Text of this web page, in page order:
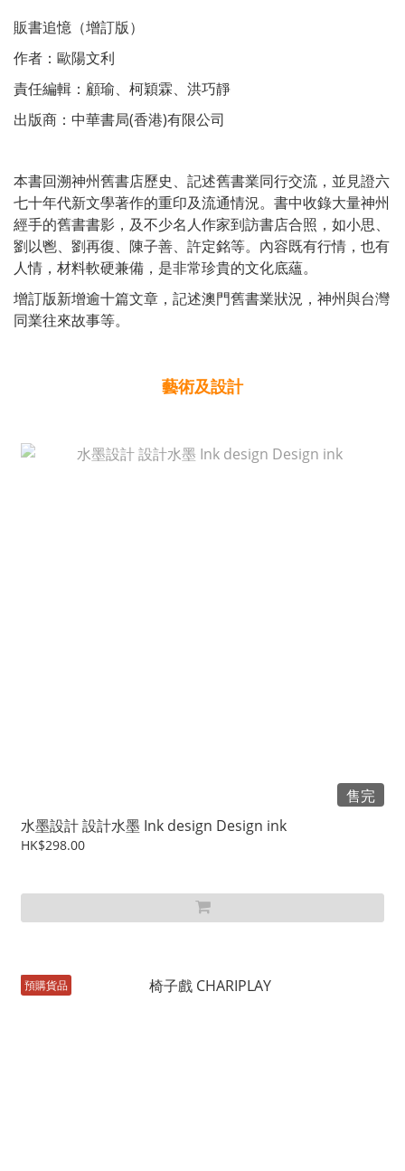
販書追憶（增訂版）
作者：歐陽文利
責任編輯：顧瑜、柯穎霖、洪巧靜
出版商：中華書局(香港)有限公司
本書回溯神州舊書店歷史、記述舊書業同行交流，並見證六
七十年代新文學著作的重印及流通情況。書中收錄大量神州
經手的舊書書影，及不少名人作家到訪書店合照，如小思、
劉以鬯、劉再復、陳子善、許定銘等。內容既有行情，也有
人情，材料軟硬兼備，是非常珍貴的文化底蘊。
增訂版新增逾十篇文章，記述澳門舊書業狀況，神州與台灣
同業往來故事等。
藝術及設計
售完
水墨設計 設計水墨 Ink design Design ink
HK$298.00
預購貨品